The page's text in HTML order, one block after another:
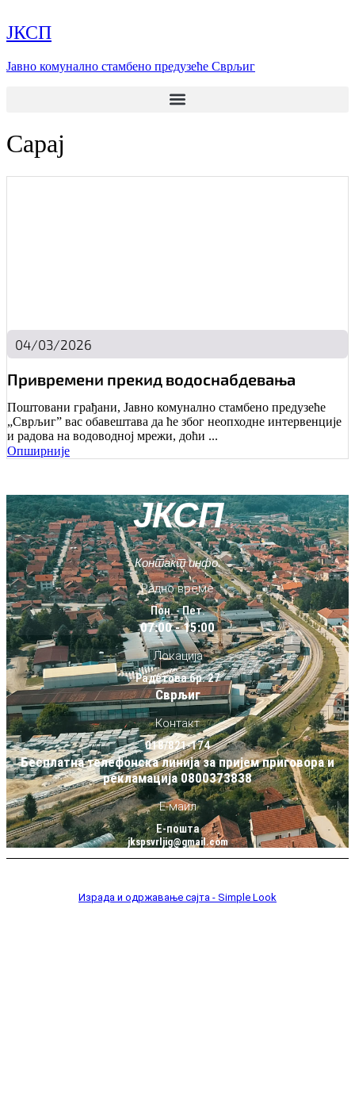
на
садржај
ЈКСП
Јавно комунално стамбено предузеће Сврљиг
Сарај
04/03/2026
Привремени прекид водоснабдевања
Поштовани грађани, Јавно комунално стамбено предузеће
„Сврљиг” вас обавештава да ће због неопходне интервенције
и радова на водоводној мрежи, доћи ...
Опширније
ЈКСП
Контакт инфо.
Радно време
Пон. - Пет.
07:00 - 15:00
Локација
Радетова бр. 27
Сврљиг
Контакт
018/821-174
Бесплатна телефонска линија за пријем приговора и
рекламација 0800373838
Е-маил
Е-пошта
jkspsvrljig@gmail.com
Израда и одржавање сајта - Simple Look